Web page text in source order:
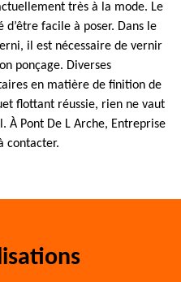
très à la mode. Le
facile à poser. Dans le
il est nécessaire de vernir
ponçage. Diverses
en matière de finition de
flottant réussie, rien ne vaut
À Pont De L Arche, Entreprise
contacter.